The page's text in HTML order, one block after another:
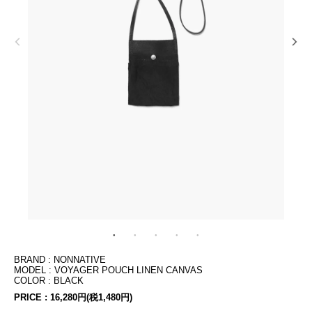
BRAND : NONNATIVE
MODEL : VOYAGER POUCH LINEN CANVAS
COLOR : BLACK
PRICE : 16,280円(税1,480円)